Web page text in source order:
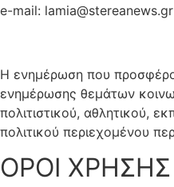
e-mail: lamia@stereanews.gr
Η ενημέρωση που
ενημέρωσης θεμάτων
πολιτιστικού, αθλητικού,
πολιτικού περιεχομένου
ΟΡΟΙ ΧΡΗΣΗΣ